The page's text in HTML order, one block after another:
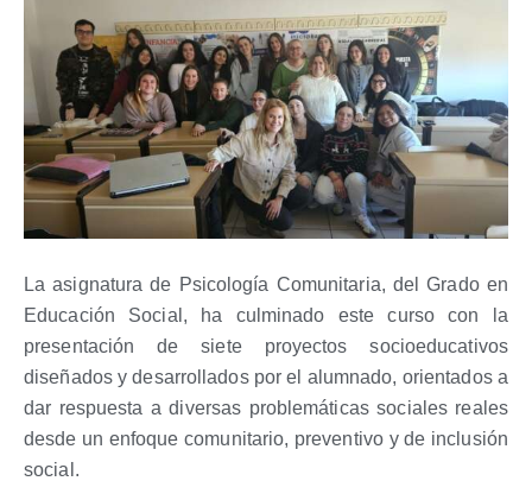
La asignatura de Psicología Comunitaria, delGrado en
Educación Social , ha culminado este curso con la
presentación desiete proyectos socioeducativos
diseñados y desarrollados por el alumnado, orientados a
dar respuesta a diversas problemáticas sociales reales
desde un enfoque comunitario, preventivo y de inclusión
social .